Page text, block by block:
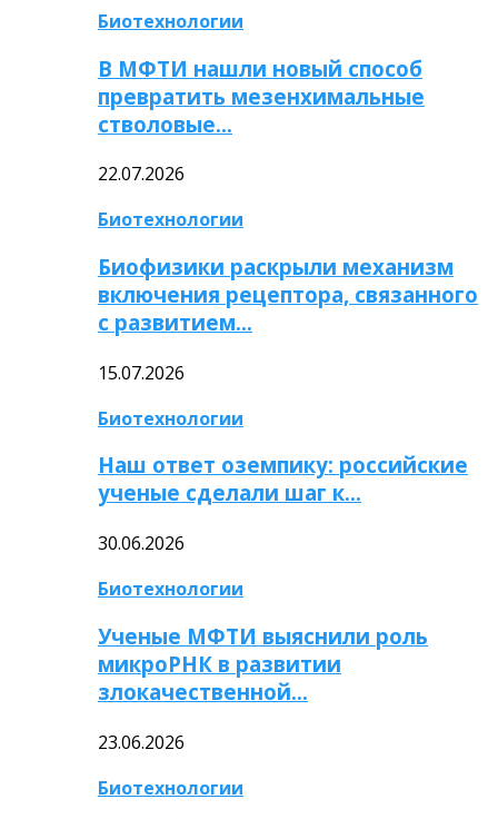
Биотехнологии
В МФТИ нашли новый способ
превратить мезенхимальные
стволовые…
22.07.2026
Биотехнологии
Биофизики раскрыли механизм
включения рецептора, связанного
с развитием…
15.07.2026
Биотехнологии
Наш ответ оземпику: российские
ученые сделали шаг к…
30.06.2026
Биотехнологии
Ученые МФТИ выяснили роль
микроРНК в развитии
злокачественной…
23.06.2026
Биотехнологии